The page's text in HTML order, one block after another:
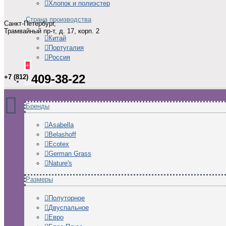
Хлопок и полиэстер
Страна производства
Китай
Португалия
Россия
+
ОДЕЯЛА
Бренды
Asabella
Belashoff
Ecotex
German Grass
Nature's
Размеры
Полуторное
Двуспальное
Евро
Санкт-Петербург,
Трамвайный пр-т, д. 17, корп. 2
+7 (812) 409-38-22